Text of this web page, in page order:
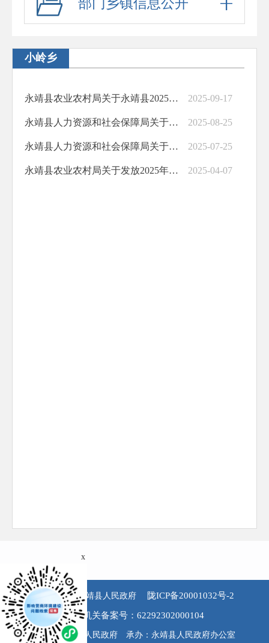
政府信息公开标准目录
助企纾困
基层政务公开标准化规范化
部门乡镇信息公开
小岭乡
永靖县农业农村局关于永靖县2025年秋季第一批雨露计划学生补助名单的公示 2025-09-17
永靖县人力资源和社会保障局关于发放2025年8月份乡村公益性岗位补贴的公示 2025-08-25
永靖县人力资源和社会保障局关于发放2025年7月份乡村公益性岗位补贴的公示 2025-07-25
永靖县农业农村局关于发放2025年永靖县耕地地力保护补贴资金的公示 2025-04-07
版权所有 永靖县人民政府 陇ICP备20001032号-2
公安机关备案号：62292302000104
主办：永靖县人民政府 承办：永靖县人民政府办公室
x